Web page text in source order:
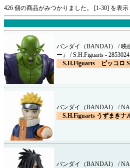
426 個の商品がみつかりました。 [1-30] を表示
バンダイ（BANDAI） / 映
ー』 / S.H.Figuarts - 2853024
S.H.Figuarts ピッコロ
バンダイ（BANDAI） /
S.H.Figuarts うずまきナ
バンダイ（BANDAI） /